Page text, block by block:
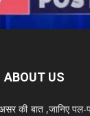
ABOUT US
की बात ,जानिए